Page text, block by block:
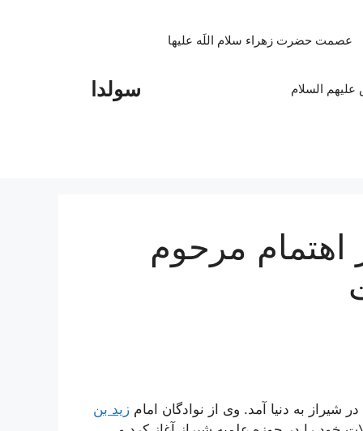
سولدا
عصمت حضرت زهراء سلام اللَه علیها
السلام
مرحوم
زید بن